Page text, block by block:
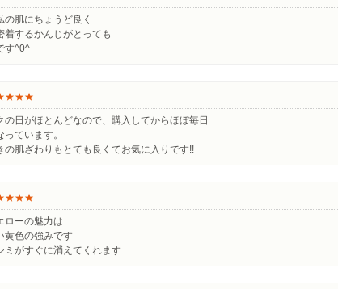
の肌にちょうど良く
着するかんじがとっても
す^0^
の日がほとんどなので、購入してからほぼ毎日
ています。
の肌ざわりもとても良くてお気に入りです!!
ローの魅力は
黄色の強みです
ミがすぐに消えてくれます